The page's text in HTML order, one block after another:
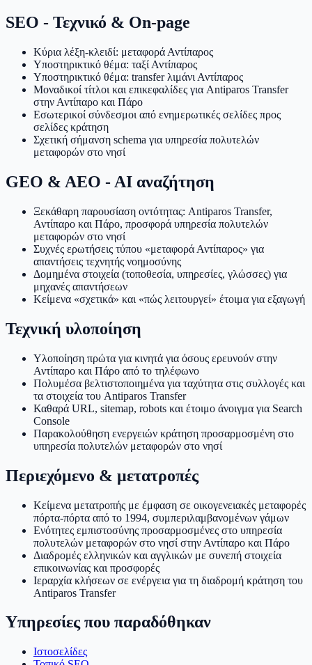
SEO - Τεχνικό & On-page
Κύρια λέξη-κλειδί: μεταφορά Αντίπαρος
Υποστηρικτικό θέμα: ταξί Αντίπαρος
Υποστηρικτικό θέμα: transfer λιμάνι Αντίπαρος
Μοναδικοί τίτλοι και επικεφαλίδες για Antiparos Transfer
στην Αντίπαρο και Πάρο
Εσωτερικοί σύνδεσμοι από ενημερωτικές σελίδες προς
σελίδες κράτηση
Σχετική σήμανση schema για υπηρεσία πολυτελών
μεταφορών στο νησί
GEO & AEO - AI αναζήτηση
Ξεκάθαρη παρουσίαση οντότητας: Antiparos Transfer,
Αντίπαρο και Πάρο, προσφορά υπηρεσία πολυτελών
μεταφορών στο νησί
Συχνές ερωτήσεις τύπου «μεταφορά Αντίπαρος» για
απαντήσεις τεχνητής νοημοσύνης
Δομημένα στοιχεία (τοποθεσία, υπηρεσίες, γλώσσες) για
μηχανές απαντήσεων
Κείμενα «σχετικά» και «πώς λειτουργεί» έτοιμα για εξαγωγή
Τεχνική υλοποίηση
Υλοποίηση πρώτα για κινητά για όσους ερευνούν στην
Αντίπαρο και Πάρο από το τηλέφωνο
Πολυμέσα βελτιστοποιημένα για ταχύτητα στις συλλογές και
τα στοιχεία του Antiparos Transfer
Καθαρά URL, sitemap, robots και έτοιμο άνοιγμα για Search
Console
Παρακολούθηση ενεργειών κράτηση προσαρμοσμένη στο
υπηρεσία πολυτελών μεταφορών στο νησί
Περιεχόμενο & μετατροπές
Κείμενα μετατροπής με έμφαση σε οικογενειακές μεταφορές
πόρτα-πόρτα από το 1994, συμπεριλαμβανομένων γάμων
Ενότητες εμπιστοσύνης προσαρμοσμένες στο υπηρεσία
πολυτελών μεταφορών στο νησί στην Αντίπαρο και Πάρο
Διαδρομές ελληνικών και αγγλικών με συνεπή στοιχεία
επικοινωνίας και προσφορές
Ιεραρχία κλήσεων σε ενέργεια για τη διαδρομή κράτηση του
Antiparos Transfer
Υπηρεσίες που παραδόθηκαν
Ιστοσελίδες